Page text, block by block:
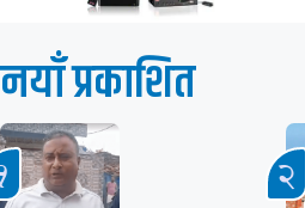
नयाँ प्रकाशित